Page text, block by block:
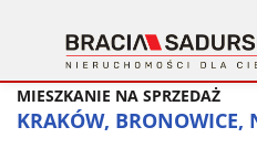
KRAKÓW, BRONOWICE,
MIESZKANIE NA SPRZEDAŻ